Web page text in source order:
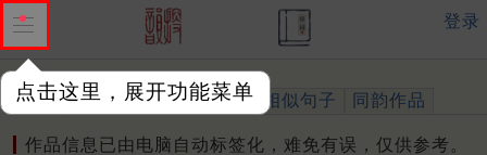
点击这里，展开功能菜单
登录
作品 标注四声 出处、引用 相似句子 同韵作品
作品信息已由电脑自动标签化，难免有误，仅供参考。